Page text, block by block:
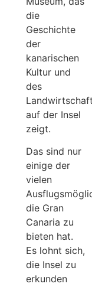
die
Geschichte
der
kanarischen
Kultur und
des
auf der Insel
zeigt.
Das sind nur
einige der
vielen
die Gran
Canaria zu
bieten hat.
Es lohnt sich,
die Insel zu
erkunden